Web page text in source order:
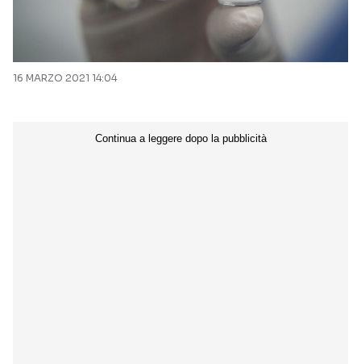
16 MARZO 2021 14:04